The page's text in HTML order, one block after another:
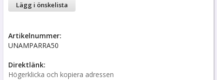
Lägg i önskelista
Artikelnummer:
UNAMPARRA50
Direktlänk:
Högerklicka och kopiera adressen